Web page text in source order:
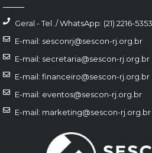
Geral - Tel. / WhatsApp: (21) 2216-5353
E-mail: sesconrj@sescon-rj.org.br
E-mail: secretaria@sescon-rj.org.br
E-mail: financeiro@sescon-rj.org.br
E-mail: eventos@sescon-rj.org.br
E-mail: marketing@sescon-rj.org.br